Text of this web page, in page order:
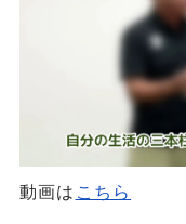
動画は こちら